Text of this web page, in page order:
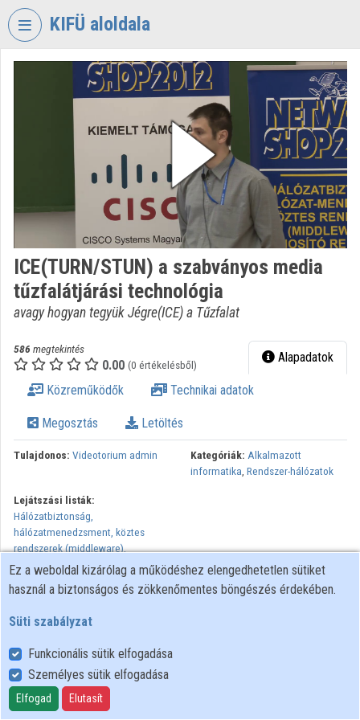
Fejléc kihagyása
KIFÜ aloldala
VIDEOTORIUM
KORMÁNYZATI
INFORMATIKAI
FEJLESZTÉSI
ÜGYNÖKSÉG
Intézményi kezdőlap
Bejelentkezés
Intézményi felfedezés
Kategóriák
Intézmények
ICE(TURN/STUN) a szabványos media
tűzfalátjárási technológia
avagy hogyan tegyük Jégre(ICE) a Tűzfalat
586 megtekintés
0.00 (0 értékelésből) Alapadatok
Közreműködők Technikai adatok
Megosztás Letöltés
Tulajdonos: Videotorium admin Kategóriák: Alkalmazott
informatika, Rendszer-hálózatok
Lejátszási listák:
Hálózatbiztonság,
hálózatmenedzsment, köztes
rendszerek (middleware),
azonosító rendszerek
Felhasználói szabályzat
Adatkezelési tájékoztató
Süti szabályzat
Ez a weboldal kizárólag a működéshez elengedhetetlen sütiket
használ a biztonságos és zökkenőmentes böngészés érdekében.
Süti szabályzat
Funkcionális sütik elfogadása
Személyes sütik elfogadása
Elfogad Elutasít